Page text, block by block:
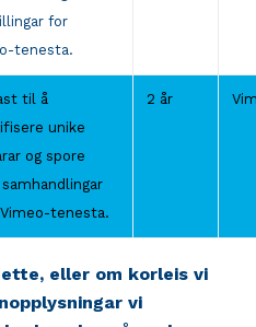
for
tenesta.
til å
unike
og spore
tenesta.
2 år
eller om korleis vi
vi